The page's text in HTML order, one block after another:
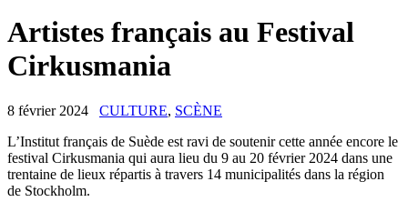
Artistes français au Festival
Cirkusmania
8 février 2024 CULTURE, SCÈNE
L’Institut français de Suède est ravi de soutenir cette année encore le
festival Cirkusmania qui aura lieu du 9 au 20 février 2024 dans une
trentaine de lieux répartis à travers 14 municipalités dans la région
de Stockholm.